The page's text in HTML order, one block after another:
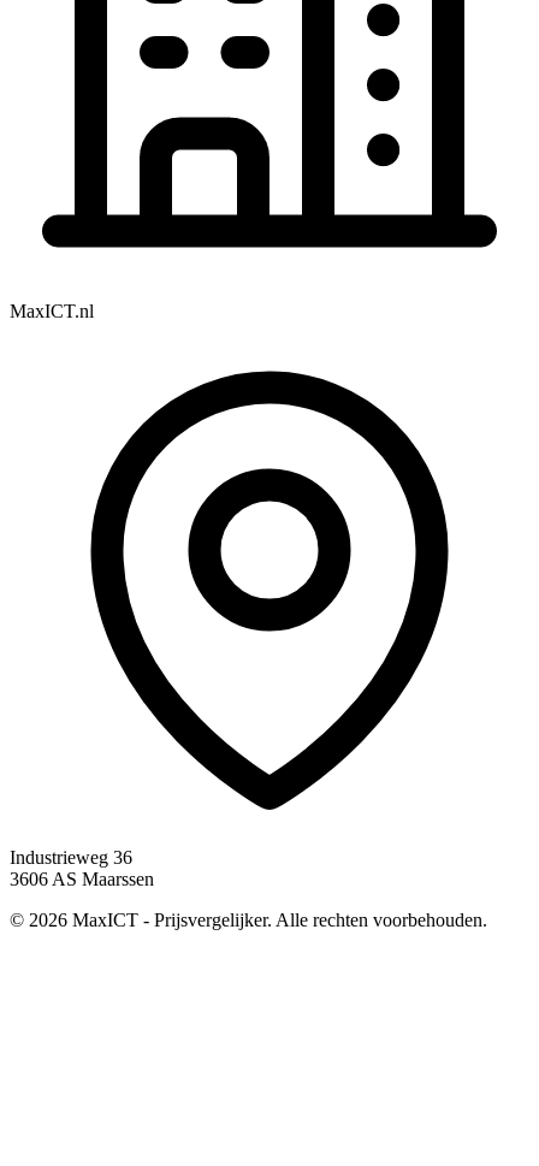
MaxICT.nl
Industrieweg 36
3606 AS Maarssen
© 2026 MaxICT - Prijsvergelijker. Alle rechten voorbehouden.